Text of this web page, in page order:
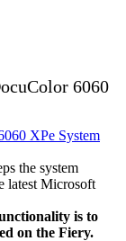
6060
XPe System
the system
latest Microsoft
is to
on the Fiery.